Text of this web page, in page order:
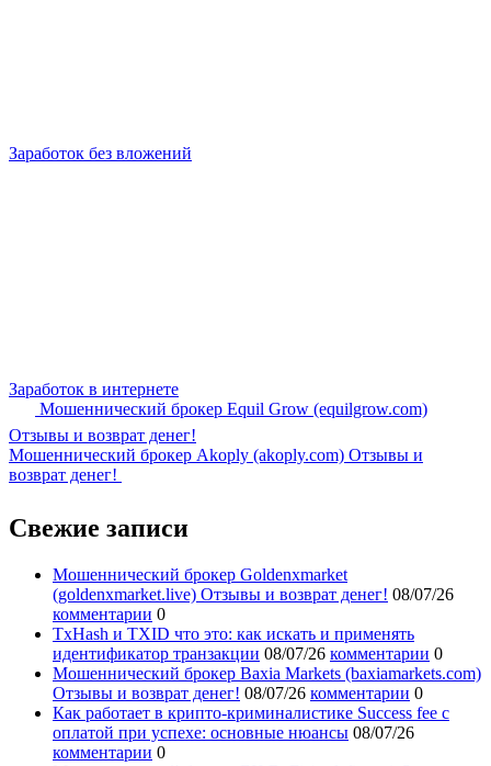
Заработок без вложений
Заработок в интернете
Мошеннический брокер Equil Grow (equilgrow.com)
Отзывы и возврат денег!
Мошеннический брокер Аkoply (akoply.com) Отзывы и
возврат денег!
Свежие записи
Мошеннический брокер Goldenxmarket
(goldenxmarket.live) Отзывы и возврат денег! 08/07/26
комментарии 0
TxHash и TXID что это: как искать и применять
идентификатор транзакции 08/07/26 комментарии 0
Мошеннический брокер Baxia Markets (baxiamarkets.com)
Отзывы и возврат денег! 08/07/26 комментарии 0
Как работает в крипто-криминалистике Success fee с
оплатой при успехе: основные нюансы 08/07/26
комментарии 0